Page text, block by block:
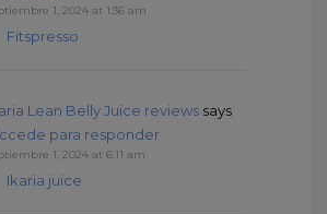
1, 2024 at 1:36 am
Fitspresso
Lean Belly Juice reviews says
para responder
1, 2024 at 6:11 am
Ikaria juice